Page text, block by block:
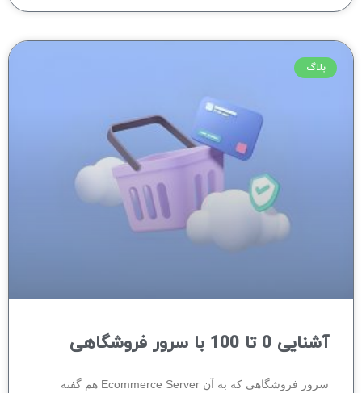
بلاگ
آشنایی 0 تا 100 با سرور فروشگاهی
سرور فروشگاهی که به آن Ecommerce Server هم گفته